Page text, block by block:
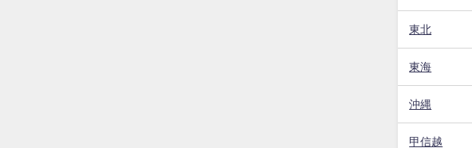
東北
東海
沖縄
甲信越